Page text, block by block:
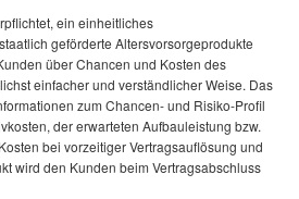
ein einheitliches
geförderte Altersvorsorgeprodukte
über Chancen und Kosten des
einfacher und verständlicher Weise. Das
zum Chancen- und Risiko-Profil
der erwarteten Aufbauleistung bzw.
bei vorzeitiger Vertragsauflösung und
wird den Kunden beim Vertragsabschluss